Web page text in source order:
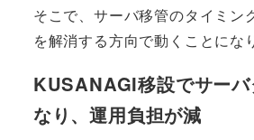
そこで、サーバ移管のタイミン
を解消する方向で動くことにな
KUSANAGI移設でサーバ
なり、運用負担が減